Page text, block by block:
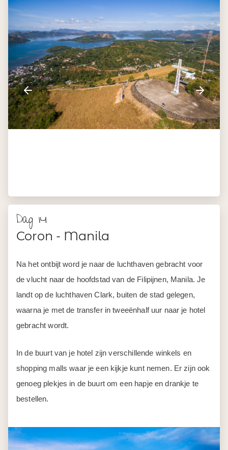
Na het ontbijt word je naar de luchthaven gebracht voor
de vlucht naar de hoofdstad van de Filipijnen, Manila. Je
landt op de luchthaven Clark, buiten de stad gelegen,
waarna je met de transfer in tweeënhalf uur naar je hotel
In de buurt van je hotel zijn verschillende winkels en
shopping malls waar je een kijkje kunt nemen. Er zijn ook
genoeg plekjes in de buurt om een hapje en drankje te
bestellen.